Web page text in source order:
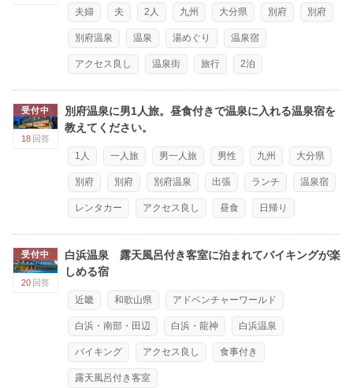
夫婦 夫 2人 九州 大分県 別府 別府
別府温泉 温泉 湯めぐり 温泉宿
アクセス良し 温泉街 旅行 2泊
受付中
18 回答
別府温泉に男1人旅。昼食付きで温泉に入れる温泉宿を
教えてください。
1人 一人旅 男一人旅 男性 九州 大分県
別府 別府 別府温泉 出張 ランチ 温泉宿
レンタカー アクセス良し 昼食 日帰り
受付中
20 回答
白浜温泉 露天風呂付き客室に泊まれてバイキングが楽
しめる宿
近畿 和歌山県 アドベンチャーワールド
白浜・南部・田辺 白浜・龍神 白浜温泉
バイキング アクセス良し 食事付き
露天風呂付き客室